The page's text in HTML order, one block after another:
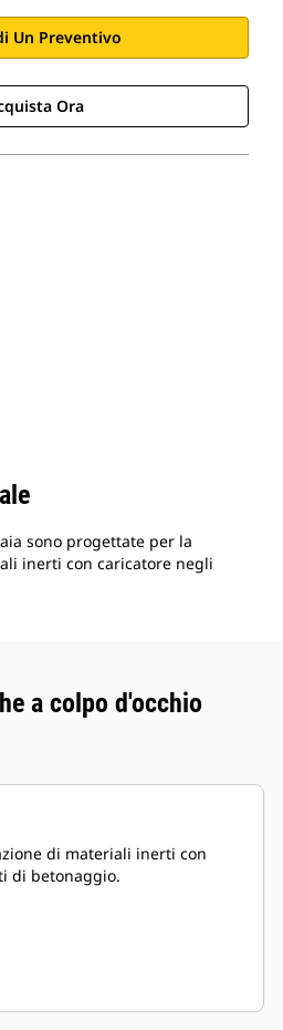
Un Preventivo
Ora
sono progettate per la
inerti con caricatore negli
a colpo d'occhio
di materiali inerti con
di betonaggio.